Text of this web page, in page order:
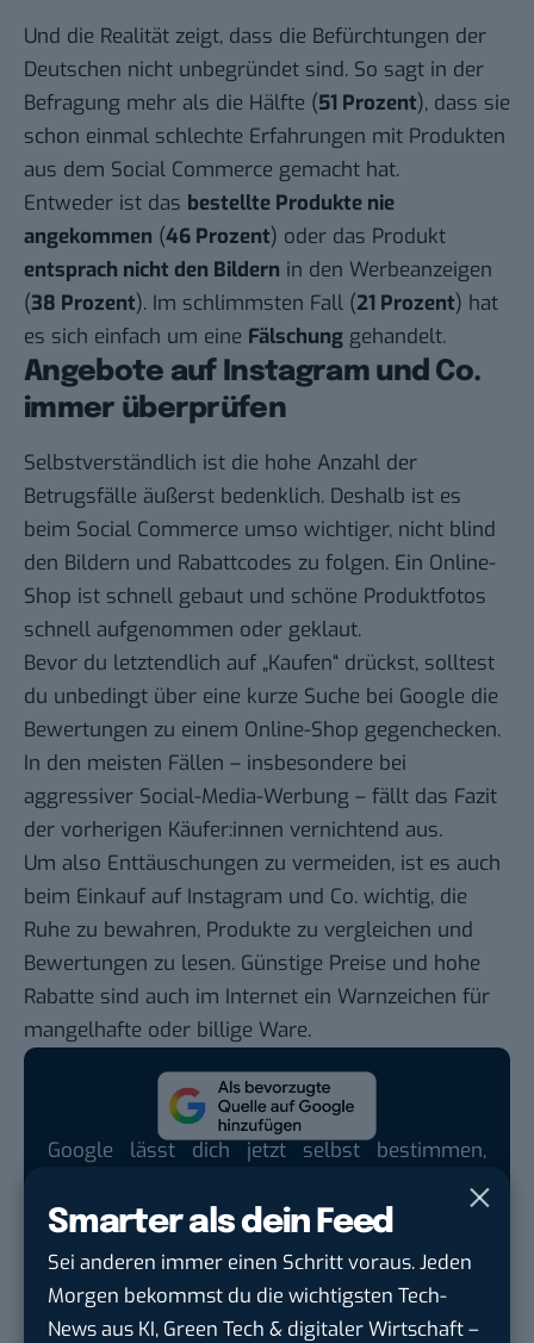
Smarter als dein Feed
Sei anderen immer einen Schritt voraus. Jeden
Morgen bekommst du die wichtigsten Tech-
News aus KI, Green Tech & digitaler Wirtschaft –
Und die Realität zeigt, dass die Befürchtungen der
Deutschen nicht unbegründet sind. So sagt in der
Befragung mehr als die Hälfte (51 Prozent), dass sie
schon einmal schlechte Erfahrungen mit Produkten
aus dem Social Commerce gemacht hat.
Entweder ist das bestellte Produkte nie
angekommen (46 Prozent) oder das Produkt
entsprach nicht den Bildern in den Werbeanzeigen
(38 Prozent). Im schlimmsten Fall (21 Prozent) hat
es sich einfach um eine Fälschung gehandelt.
Angebote auf Instagram und Co.
immer überprüfen
Selbstverständlich ist die hohe Anzahl der
Betrugsfälle äußerst bedenklich. Deshalb ist es
beim Social Commerce umso wichtiger, nicht blind
den Bildern und Rabattcodes zu folgen. Ein Online-
Shop ist schnell gebaut und schöne Produktfotos
schnell aufgenommen oder geklaut.
Bevor du letztendlich auf „Kaufen“ drückst, solltest
du unbedingt über eine kurze Suche bei Google die
Bewertungen zu einem Online-Shop gegenchecken.
In den meisten Fällen – insbesondere bei
aggressiver Social-Media-Werbung – fällt das Fazit
der vorherigen Käufer:innen vernichtend aus.
Um also Enttäuschungen zu vermeiden, ist es auch
beim Einkauf auf Instagram und Co. wichtig, die
Ruhe zu bewahren, Produkte zu vergleichen und
Bewertungen zu lesen. Günstige Preise und hohe
Rabatte sind auch im Internet ein Warnzeichen für
mangelhafte oder billige Ware.
Google lässt dich jetzt selbst bestimmen,
welche Quellen du in der Suche häufiger
siehst. Mit zwei schnellen Klicks kannst du
BASIC thinking kostenlos als bevorzugte
Quelle hinzufügen und damit unabhängigen
Tech-Journalismus unterstützen. Vielen Dank!